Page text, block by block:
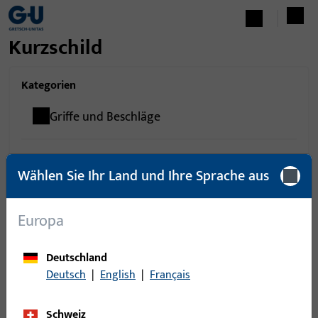
Kurzschild
Kategorien
Griffe und Beschläge
Artikel gefunden
Artikel
Wählen Sie Ihr Land und Ihre Sprache aus
Europa
Deutschland
Deutsch | English | Français